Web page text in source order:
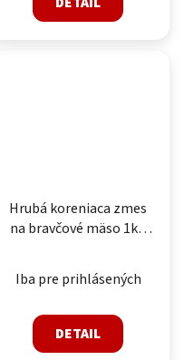
Hrubá koreniaca zmes
na bravčové mäso 1kg
Iba pre prihlásených
DETAIL